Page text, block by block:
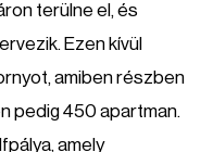
terülne el, és
Ezen kívül
amiben részben
pedig 450 apartman.
amely